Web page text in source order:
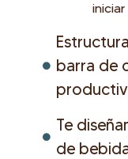
barra de
Te
de